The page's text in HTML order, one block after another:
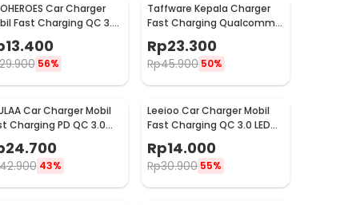
Car Charger
Fast Charging QC 3.0
USB 3.1A 30W - DC-681
13.400
56%
Taffware Kepala Charger
Fast Charging Qualcomm
QC 3.0 USB 3 Port USB - AR-
QC-03
Rp23.300
Rp45.900 50%
Car Charger Mobil
Charging PD QC 3.0
24.700
43%
Leeioo Car Charger Mobil
Fast Charging QC 3.0 LED
Rp14.000
Rp30.900 55%